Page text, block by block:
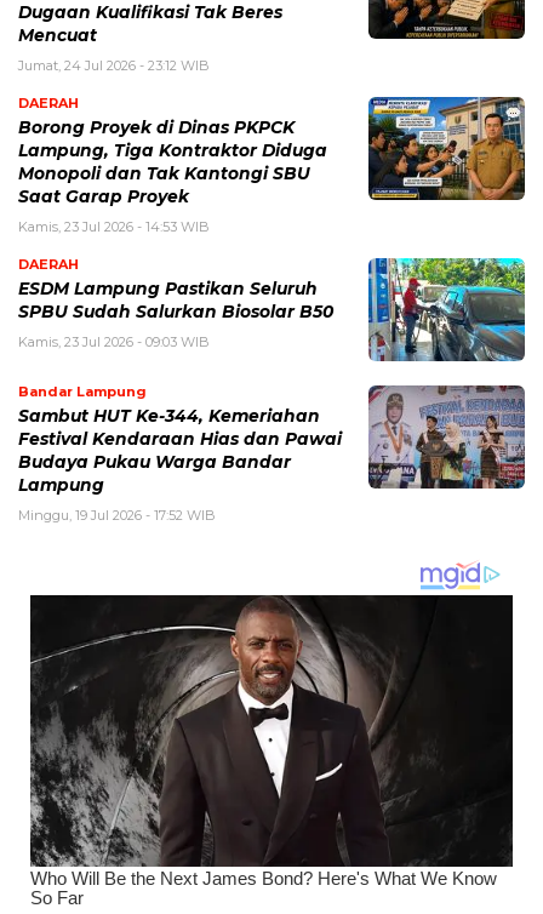
Dugaan Kualifikasi Tak Beres
Mencuat
Jumat, 24 Jul 2026 - 23:12 WIB
DAERAH
Borong Proyek di Dinas PKPCK
Lampung, Tiga Kontraktor Diduga
Monopoli dan Tak Kantongi SBU
Saat Garap Proyek
Kamis, 23 Jul 2026 - 14:53 WIB
DAERAH
ESDM Lampung Pastikan Seluruh
SPBU Sudah Salurkan Biosolar B50
Kamis, 23 Jul 2026 - 09:03 WIB
Bandar Lampung
Sambut HUT Ke-344, Kemeriahan
Festival Kendaraan Hias dan Pawai
Budaya Pukau Warga Bandar
Lampung
Minggu, 19 Jul 2026 - 17:52 WIB